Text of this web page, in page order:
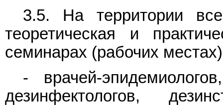
3.5. На территории
теоретическая и
семинарах (рабочих
- врачей-
дезинфектологов,